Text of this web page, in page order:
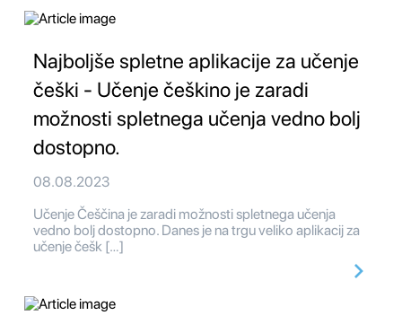
Najboljše spletne aplikacije za učenje
češki - Učenje češkino je zaradi
možnosti spletnega učenja vedno bolj
dostopno.
08.08.2023
Učenje Češčina je zaradi možnosti spletnega učenja
vedno bolj dostopno. Danes je na trgu veliko aplikacij za
učenje češk […]